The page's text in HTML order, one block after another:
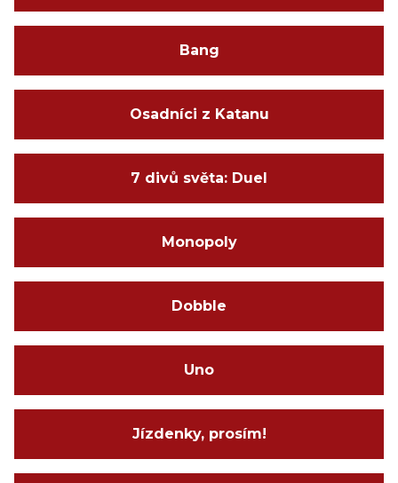
Bang
Osadníci z Katanu
7 divů světa: Duel
Monopoly
Dobble
Uno
Jízdenky, prosím!